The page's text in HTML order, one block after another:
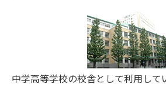
中学高等学校の校舎として利用して